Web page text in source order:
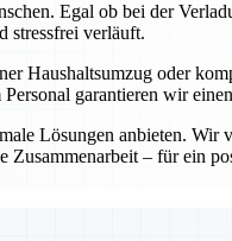
Egal ob bei der
stressfrei verläuft.
Haushaltsumzug oder
garantieren wir
Lösungen anbieten. Wir
– für ein